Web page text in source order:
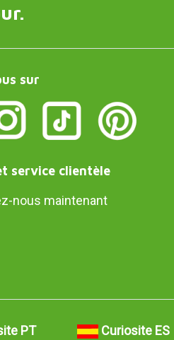
sur
service clientèle
nous maintenant
PT Curiosite ES